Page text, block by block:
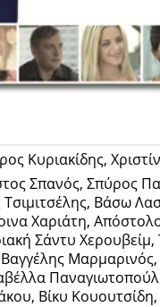
Κυριακίδης,
Σπανός,
Βάσω
Χαριάτη,
Σάντυ
Βίκυ